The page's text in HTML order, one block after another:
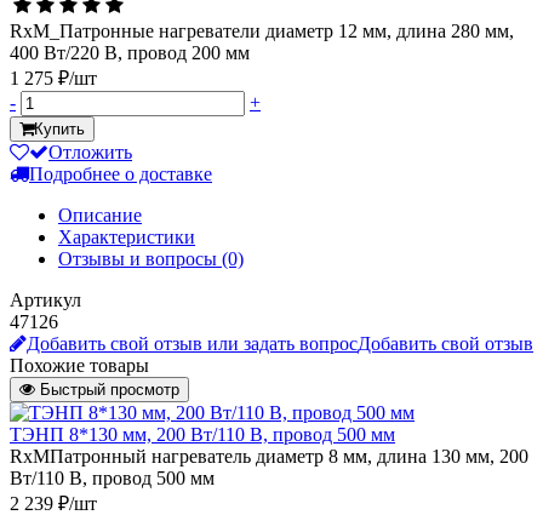
RxM_Патронные нагреватели диаметр 12 мм, длина 280 мм,
400 Вт/220 В, провод 200 мм
1 275 ₽/шт
-
+
Купить
Отложить
Подробнее о доставке
Описание
Характеристики
Отзывы и вопросы (0)
Артикул
47126
Добавить свой отзыв или задать вопросДобавить свой отзыв
Похожие товары
Быстрый просмотр
ТЭНП 8*130 мм, 200 Вт/110 В, провод 500 мм
RxMПатронный нагреватель диаметр 8 мм, длина 130 мм, 200
Вт/110 В, провод 500 мм
2 239 ₽/шт